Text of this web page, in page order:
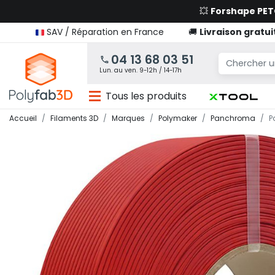
💥 Forshape
SAV / Réparation en France
🚚 Livraison
04 13 68 03 51
Lun. au ven. 9-12h / 14-17h
Tous les produits
Accueil Filaments 3D Marques Polymaker Panchroma